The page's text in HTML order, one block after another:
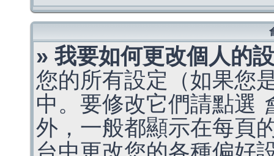
» 我要如何更改個人的
您的所有設定（如果您
中。要修改它們請點選
外，一般都顯示在每頁